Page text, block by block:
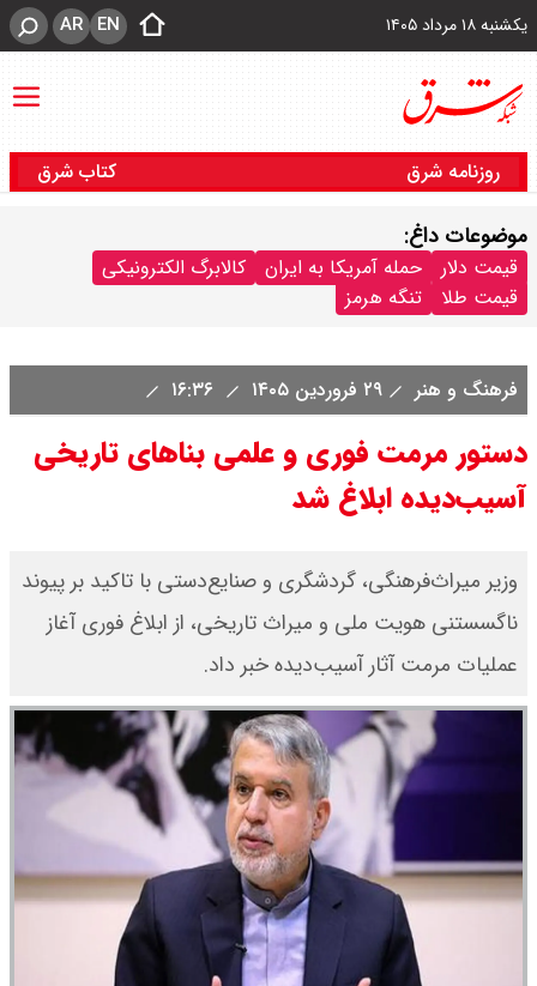
یکشنبه ۱۸ مرداد ۱۴۰۵ EN
AR
روزنامه شرق کتاب شرق
موضوعات داغ:
قیمت دلار حمله آمریکا به ایران
کالابرگ الکترونیکی
قیمت طلا
تنگه هرمز
فرهنگ و هنر ۲۹ فروردین ۱۴۰۵
دستور مرمت فوری و علمی بناهای تاریخی
آسیب‌دیده ابلاغ شد
وزیر میراث‌فرهنگی، گردشگری و صنایع‌دستی با تاکید بر پیوند
ناگسستنی هویت ملی و میراث تاریخی، از ابلاغ فوری آغاز
عملیات مرمت آثار آسیب‌دیده خبر داد.